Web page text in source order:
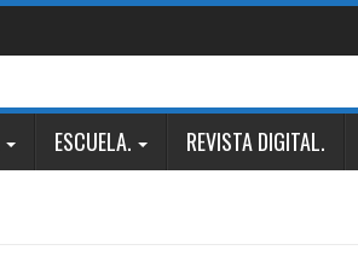
ESCUELA. REVISTA DIGITAL.